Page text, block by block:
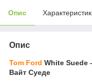
Опис
Опис
Tom Ford White
Вайт Суеде